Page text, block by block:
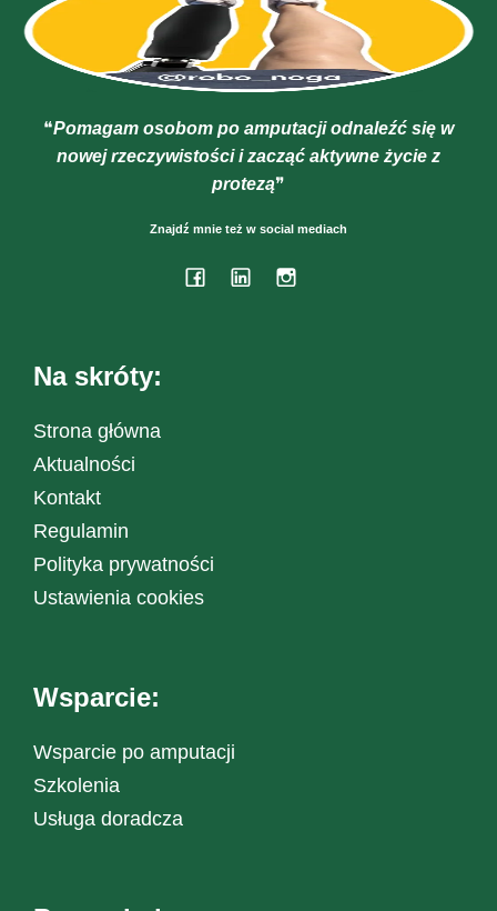
❝Pomagam osobom po amputacji odnaleźć się w
nowej rzeczywistości i zacząć aktywne życie z
protezą❞
Znajdź mnie też w social mediach
Na skróty:
Strona główna
Aktualności
Kontakt
Regulamin
Polityka prywatności
Ustawienia cookies
Wsparcie:
Wsparcie po amputacji
Szkolenia
Usługa doradcza